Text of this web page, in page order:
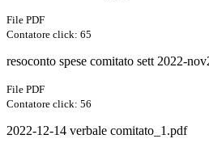
File PDF
Contatore click: 65
resoconto spese comitato sett 2022-
File PDF
Contatore click: 56
2022-12-14 verbale comitato_1.pdf